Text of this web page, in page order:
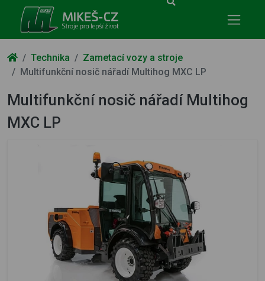
Technika
Zametací vozy a stroje
Multifunkční nosič nářadí Multihog MXC LP
Multifunkční nosič nářadí Multihog
MXC LP